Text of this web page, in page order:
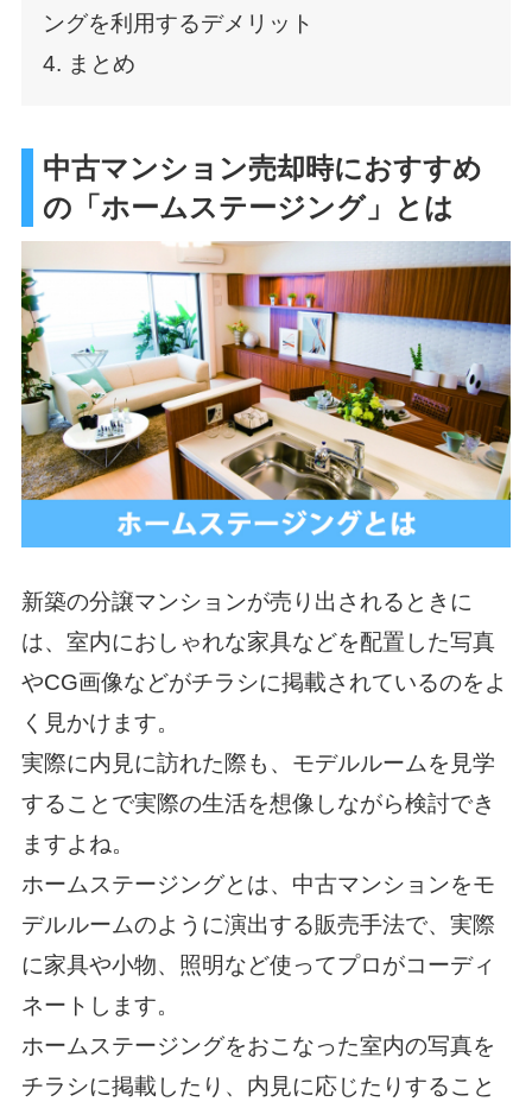
ングを利用するデメリット
4. まとめ
中古マンション売却時におすすめ
の「ホームステージング」とは
新築の分譲マンションが売り出されるときに
は、室内におしゃれな家具などを配置した写真
やCG画像などがチラシに掲載されているのをよ
く見かけます。
実際に内見に訪れた際も、モデルルームを見学
することで実際の生活を想像しながら検討でき
ますよね。
ホームステージングとは、中古マンションをモ
デルルームのように演出する販売手法で、実際
に家具や小物、照明など使ってプロがコーディ
ネートします。
ホームステージングをおこなった室内の写真を
チラシに掲載したり、内見に応じたりすること